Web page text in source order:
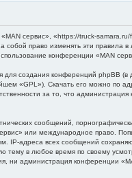
сервис», «https://truck-
собой право изменять эти
конференции «MAN
создания конференций phpBB
«GPL»). Скачать его можно по
за то, что
сообщений,
или международное право.
IP-адреса всех сообщений
тему в любое время по своему
администрация конференции